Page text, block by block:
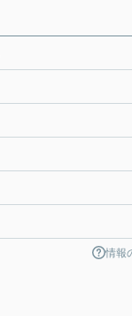
情報